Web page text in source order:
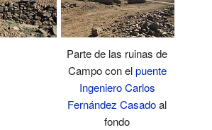
Parte de las ruinas de
Campo con elpuente
Ingeniero Carlos
Fernández Casadoal
fondo